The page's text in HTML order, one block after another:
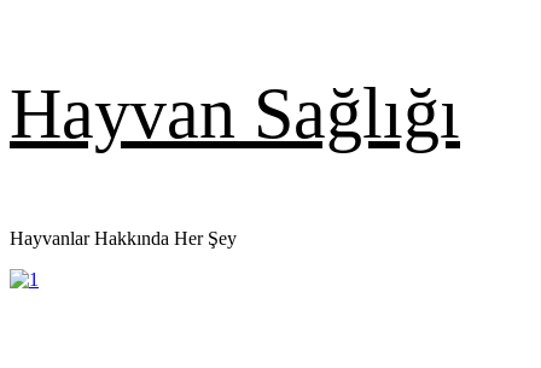
Hayvan Sağlığı
Hayvanlar Hakkında Her Şey